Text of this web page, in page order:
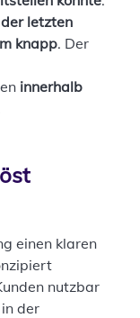
letzten
knapp. Der
innerhalb
einen klaren
nutzbar
der